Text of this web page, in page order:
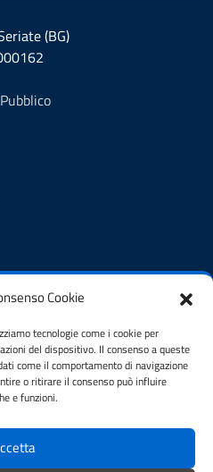
Cookie
tecnologie come i cookie per
del dispositivo. Il consenso a queste
come il comportamento di navigazione
o ritirare il consenso può influire
e funzioni.
(BG)